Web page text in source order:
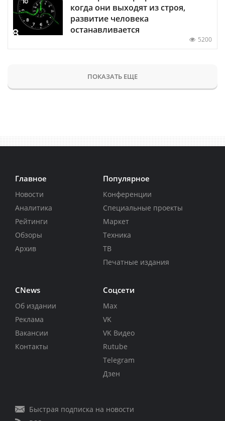
когда они выходят из строя,
развитие человека
останавливается
5200
ПОКАЗАТЬ ЕЩЕ
Главное
Новости
Аналитика
Рейтинги
Обзоры
Архив
Популярное
Конференции
Специальные проекты
Маркет
Техника
ТВ
Печатные издания
CNews
Об издании
Реклама
Вакансии
Контакты
Соцсети
Max
VK
VK Видео
Rutube
Telegram
Дзен
Быстрая подписка на новости